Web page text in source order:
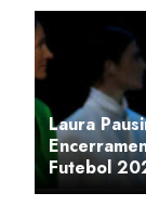
Laura
Futebol